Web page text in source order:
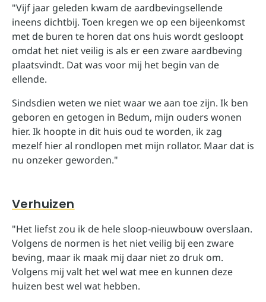
"Vijf jaar geleden kwam de aardbevingsellende
ineens dichtbij. Toen kregen we op een bijeenkomst
met de buren te horen dat ons huis wordt gesloopt
omdat het niet veilig is als er een zware aardbeving
plaatsvindt. Dat was voor mij het begin van de
ellende.
Sindsdien weten we niet waar we aan toe zijn. Ik ben
geboren en getogen in Bedum, mijn ouders wonen
hier. Ik hoopte in dit huis oud te worden, ik zag
mezelf hier al rondlopen met mijn rollator. Maar dat is
nu onzeker geworden."
Verhuizen
"Het liefst zou ik de hele sloop-nieuwbouw overslaan.
Volgens de normen is het niet veilig bij een zware
beving, maar ik maak mij daar niet zo druk om.
Volgens mij valt het wel wat mee en kunnen deze
huizen best wel wat hebben.